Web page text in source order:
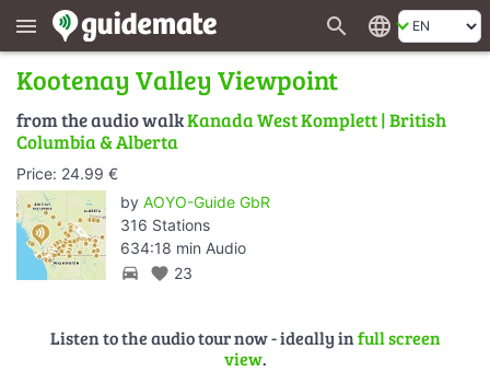
menu search language
Kootenay Valley Viewpoint
from the audio walkKanada West Komplett | British
Columbia & Alberta
Price: 24.99 €
by AOYO-Guide GbR
316 Stations
634:18 min Audio
directions_car favorite 23
Listen to the audio tour now - ideally infull screen
view.